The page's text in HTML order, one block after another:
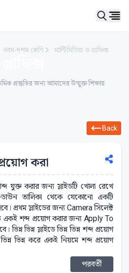
নবম-দশম শ্রেণি মাল্টিমিডিয়া ও গ্রাফিক্স
প্রস্তুতির জন্য আমাদের উন্মুক্ত শিক্ষায়
Back
করা
যুক্ত করার জন্য স্লাইডটি খোলা রেখে
তালিকা থেকে যেকোনো একটি
প্রথম স্লাইডের জন্য Camera সিলেক্ট
একই শব্দ প্রয়োগ করার জন্য Apply To
ভিন্ন স্লাইডে ভিন্ন ভিন্ন শব্দ প্রয়োগ
ভিন্ন করে একই নিয়মে শব্দ প্রয়োগ
পরবর্তী